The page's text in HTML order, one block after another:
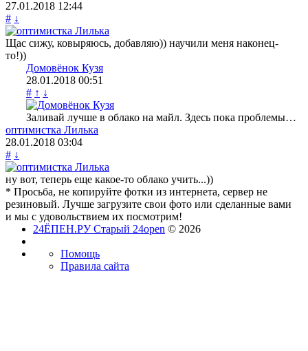
27.01.2018 12:44
# ↓
Щас сижу, ковыряюсь, добавляю)) научили меня наконец-
то!))
Домовёнок Кузя
28.01.2018 00:51
# ↑ ↓
Заливай лучше в облако на майл. Здесь пока проблемы…
оптимистка Лилька
28.01.2018 03:04
# ↓
ну вот, теперь еще какое-то облако учить...))
* Просьба, не копируйте фотки из интернета, сервер не
резиновый. Лучше загрузите свои фото или сделанные вами
и мы с удовольствием их посмотрим!
24ЁПЕН.РУ Старый 24open © 2026
Помощь
Правила сайта